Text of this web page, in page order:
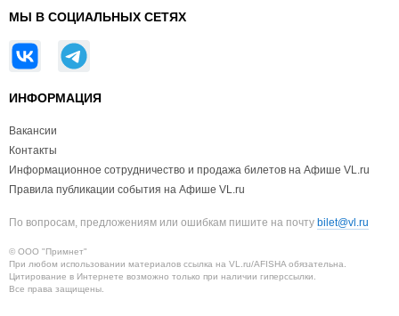
МЫ В СОЦИАЛЬНЫХ СЕТЯХ
ИНФОРМАЦИЯ
Вакансии
Контакты
Информационное сотрудничество и продажа билетов на Афише VL.ru
Правила публикации события на Афише VL.ru
По вопросам, предложениям или ошибкам пишите на почту bilet@vl.ru
© ООО "Примнет"
При любом использовании материалов ссылка на VL.ru/AFISHA обязательна.
Цитирование в Интернете возможно только при наличии гиперссылки.
Все права защищены.